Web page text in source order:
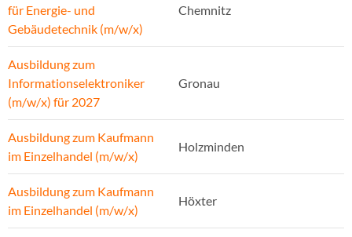
für Energie- und
Gebäudetechnik (m/w/x)
Chemnitz
Ausbildung zum
Informationselektroniker
(m/w/x) für 2027
Gronau
Ausbildung zum Kaufmann
im Einzelhandel (m/w/x)
Holzminden
Ausbildung zum Kaufmann
im Einzelhandel (m/w/x)
Höxter